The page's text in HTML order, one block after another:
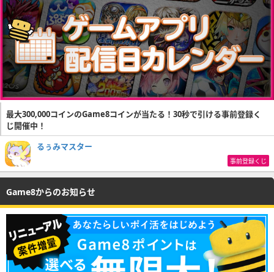
最大300,000コインのGame8コインが当たる！30秒で引ける事前登録く
じ開催中！
るぅみマスター
事前登録くじ
Game8からのお知らせ